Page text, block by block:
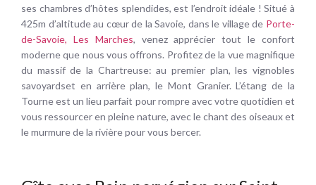
ses chambres d’hôtes splendides, est l’endroit idéale ! Situé à
425m d’altitude au cœur de la Savoie, dans le village de Porte-
de-Savoie, Les Marches, venez apprécier tout le confort
moderne que nous vous offrons. Profitez de la vue magnifique
du massif de la Chartreuse: au premier plan, les vignobles
savoyardset en arrière plan, le Mont Granier. L’étang de la
Tourne est un lieu parfait pour rompre avec votre quotidien et
vous ressourcer en pleine nature, avec le chant des oiseaux et
le murmure de la rivière pour vous bercer.